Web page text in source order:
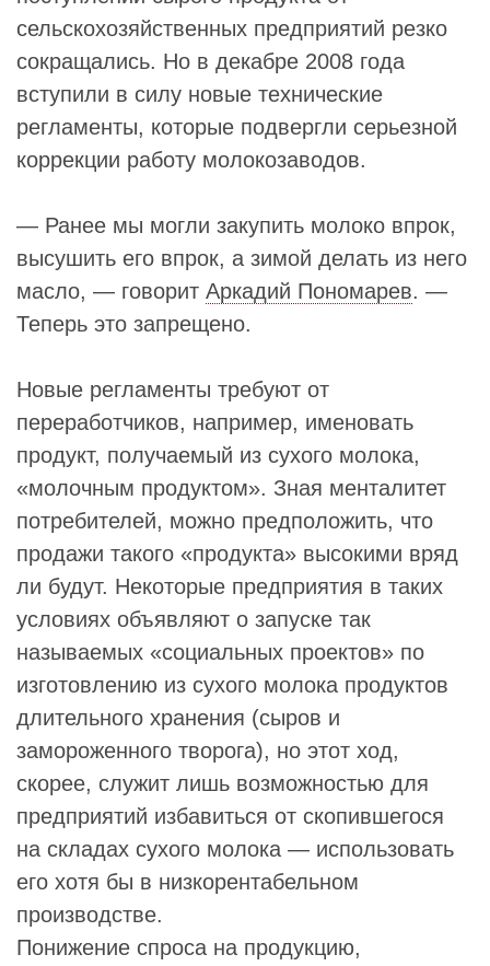
сельскохозяйственных предприятий резко
сокращались. Но в декабре 2008 года
вступили в силу новые технические
регламенты, которые подвергли серьезной
коррекции работу молокозаводов.
— Ранее мы могли закупить молоко впрок,
высушить его впрок, а зимой делать из него
масло, — говорит Аркадий Пономарев. —
Теперь это запрещено.
Новые регламенты требуют от
переработчиков, например, именовать
продукт, получаемый из сухого молока,
«молочным продуктом». Зная менталитет
потребителей, можно предположить, что
продажи такого «продукта» высокими вряд
ли будут. Некоторые предприятия в таких
условиях объявляют о запуске так
называемых «социальных проектов» по
изготовлению из сухого молока продуктов
длительного хранения (сыров и
замороженного творога), но этот ход,
скорее, служит лишь возможностью для
предприятий избавиться от скопившегося
на складах сухого молока — использовать
его хотя бы в низкорентабельном
производстве.
Понижение спроса на продукцию,